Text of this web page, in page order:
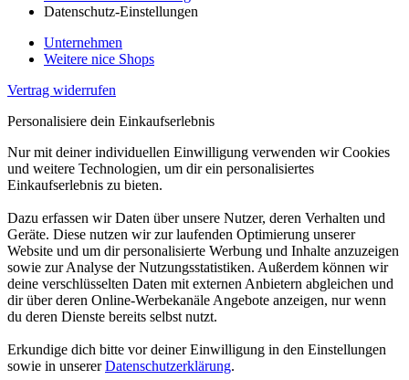
Datenschutz-Einstellungen
Unternehmen
Weitere nice Shops
Vertrag widerrufen
Personalisiere dein Einkaufserlebnis
Nur mit deiner individuellen Einwilligung verwenden wir Cookies
und weitere Technologien, um dir ein personalisiertes
Einkaufserlebnis zu bieten.
Dazu erfassen wir Daten über unsere Nutzer, deren Verhalten und
Geräte. Diese nutzen wir zur laufenden Optimierung unserer
Website und um dir personalisierte Werbung und Inhalte anzuzeigen
sowie zur Analyse der Nutzungsstatistiken. Außerdem können wir
deine verschlüsselten Daten mit externen Anbietern abgleichen und
dir über deren Online-Werbekanäle Angebote anzeigen, nur wenn
du deren Dienste bereits selbst nutzt.
Erkundige dich bitte vor deiner Einwilligung in den Einstellungen
sowie in unsererDatenschutzerklärung.